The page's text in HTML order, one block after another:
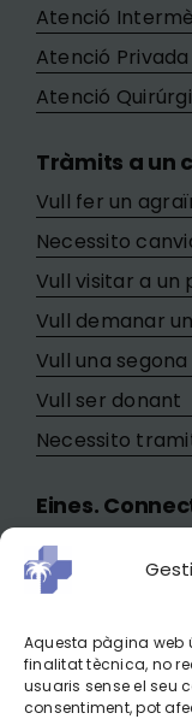
Aquesta pàgina web
finalitat tècnica, no
usuaris sense el seu
consentiment, pot
Atenció
Atenció Privada
Atenció
Tràmits a un
Vull fer un
Necessito
Vull visitar a un
Vull demanar
Vull una
Vull ser donant
Necessito
Eines.
Minerva
Correu mail
Marcatges
Campus